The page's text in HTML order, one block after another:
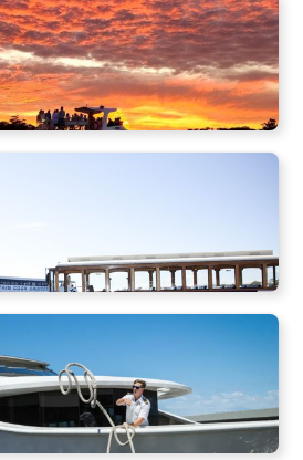
｜五道式海鲜饗宴＋畅饮美酒｜精品
PER09171
PER09202
PER09206